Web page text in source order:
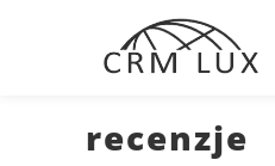
recenzje